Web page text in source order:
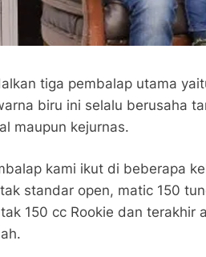
tiga pembalap utama
biru ini selalu berusaha
maupun kejurnas.
kami ikut di beberapa
standar open, matic 150
150 cc Rookie dan terakhir